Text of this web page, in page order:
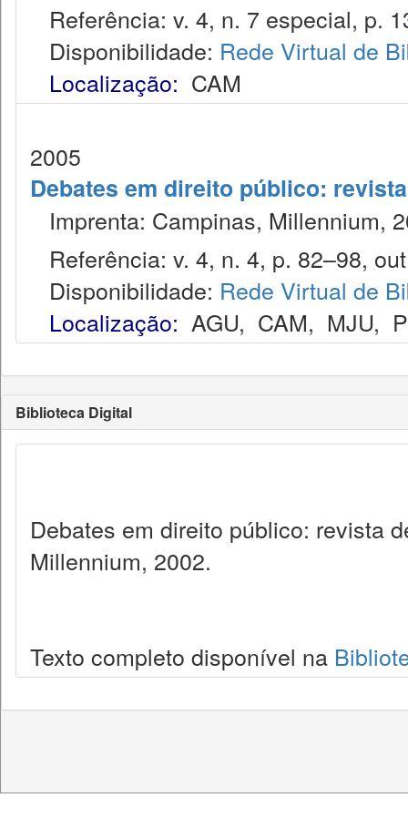
Referência: v. 4, n. 7 especial, p.
Disponibilidade: Rede Virtual de
Localização: CAM
2005
Debates em direito público:
Imprenta: Campinas, Millennium,
Referência: v. 4, n. 4, p. 82–98,
Disponibilidade: Rede Virtual de
Localização: AGU, CAM, MJU,
Biblioteca Digital
Debates em direito público: revista
Millennium, 2002.
Texto completo disponível na